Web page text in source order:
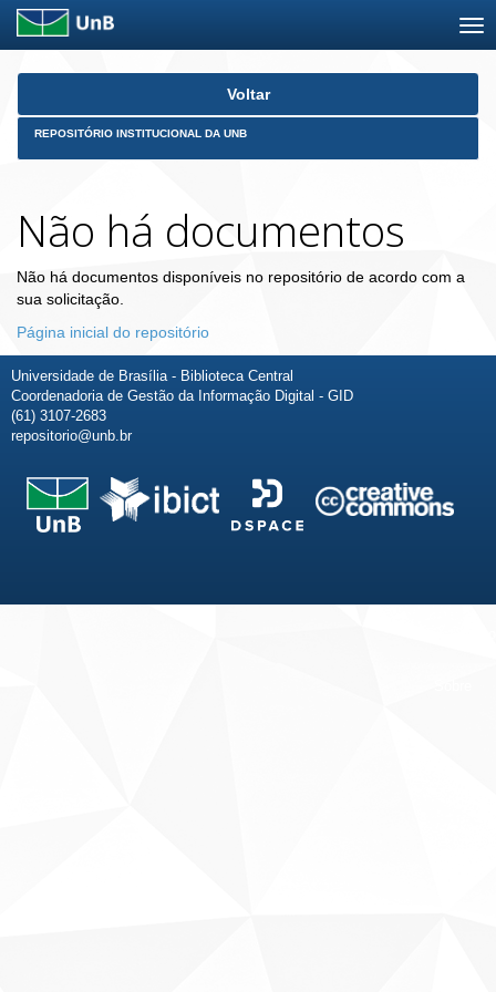
Skip
Voltar
REPOSITÓRIO INSTITUCIONAL DA UNB
Não há documentos
Não há documentos disponíveis no repositório de acordo com a
sua solicitação.
Página inicial do repositório
Universidade de Brasília - Biblioteca Central
Coordenadoria de Gestão da Informação Digital - GID
(61) 3107-2683
repositorio@unb.br